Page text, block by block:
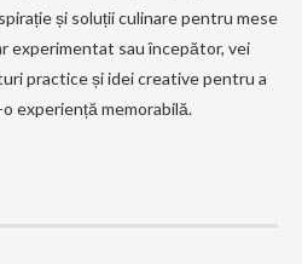
și soluții culinare pentru mese
experimentat sau începător, vei
practice și idei creative pentru a
experiență memorabilă.